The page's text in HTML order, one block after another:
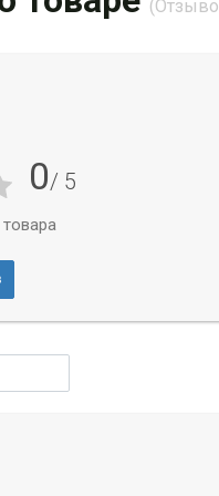
0/ 5